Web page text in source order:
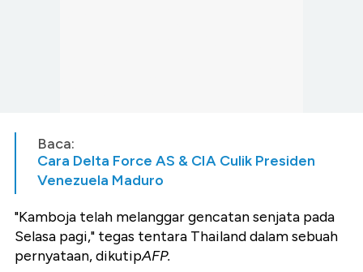
Baca:
Cara Delta Force AS & CIA Culik Presiden
Venezuela Maduro
"Kamboja telah melanggar gencatan senjata pada
Selasa pagi," tegas tentara Thailand dalam sebuah
pernyataan, dikutipAFP.